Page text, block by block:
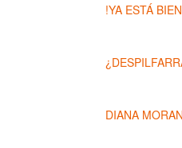
!YA ESTÁ
DIANA